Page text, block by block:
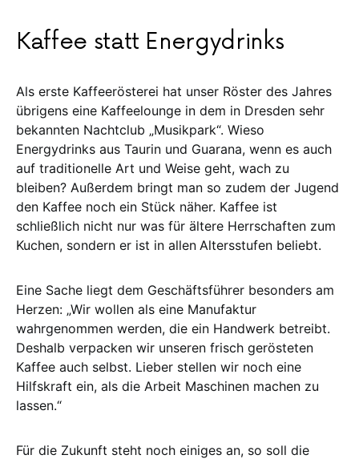
Kaffee statt Energydrinks
Als erste Kaffeerösterei hat un­ser Röster des Jahres
übrigens eine Kaffeelounge in dem in Dresden sehr
bekannten Nachtclub „Musikpark“. Wie­so
Energydrinks aus Taurin und Gua­rana, wenn es auch
auf traditionelle Art und Weise geht, wach zu
bleiben? Au­ßer­­dem bringt man so zudem der Jugend
den Kaffee noch ein Stück näher. Kaffee ist
schließlich nicht nur was für ältere Herr­schaften zum
Kuchen, son­dern er ist in allen Altersstufen beliebt.
Eine Sache liegt dem Geschäftsführer besonders am
Herzen: „Wir wollen als eine Manufaktur
wahrgenommen werden, die ein Handwerk betreibt.
Deshalb verpacken wir unseren frisch gerösteten
Kaffee auch selbst. Lieber stellen wir noch eine
Hilfskraft ein, als die Arbeit Maschinen machen zu
lassen.“
Für die Zukunft steht noch einiges an, so soll die